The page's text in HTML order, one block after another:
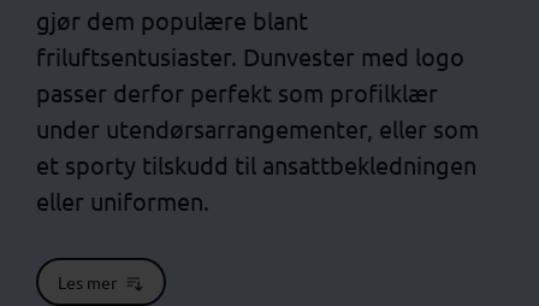
gjør dem populære blant
friluftsentusiaster. Dunvester med logo
passer derfor perfekt som profilklær
under utendørsarrangementer, eller som
et sporty tilskudd til ansattbekledningen
eller uniformen.
Les mer